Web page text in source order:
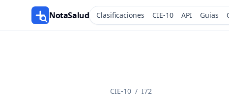
NotaSalud Clasificaciones CIE-10 API Guias
CIE-10 / I72